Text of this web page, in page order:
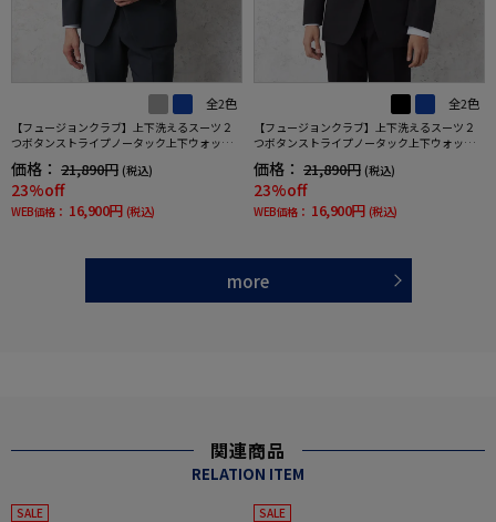
全2色
【フュージョンクラブ】上下洗えるスーツ２
つボタンストライプノータック上下ウォッシ
価格： 21,890円 (税込)
23%off
WEB価格： 16,900円 (税込)
全2色
【フュージョンクラブ】上下洗えるスーツ２
つボタンストライプノータック上下ウォッシ
価格： 21,890円 (税込)
23%off
WEB価格： 16,900円 (税込)
more
関連商品
RELATION ITEM
SALE SALE